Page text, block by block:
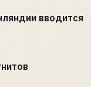
вводится